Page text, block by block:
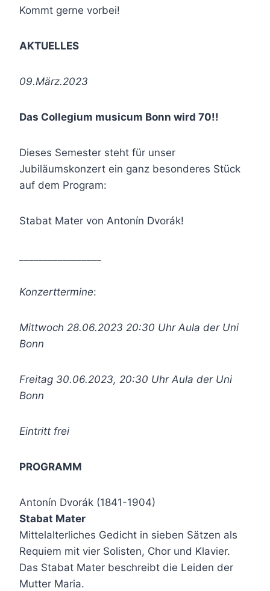
Kommt gerne vorbei!
AKTUELLES
09.März.2023
Das Collegium musicum Bonn wird 70!!
Dieses Semester steht für unser
Jubiläumskonzert ein ganz besonderes Stück
auf dem Program:
Stabat Mater von Antonín Dvorák!
Konzerttermine:
Mittwoch 28.06.2023 20:30 Uhr Aula der Uni
Bonn
Freitag 30.06.2023, 20:30 Uhr Aula der Uni
Bonn
Eintritt frei
PROGRAMM
Antonín Dvorák (1841-1904)
Stabat Mater
Mittelalterliches Gedicht in sieben Sätzen als
Requiem mit vier Solisten, Chor und Klavier.
Das Stabat Mater beschreibt die Leiden der
Mutter Maria.